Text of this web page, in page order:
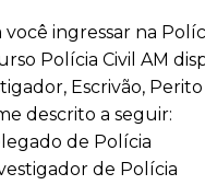
ingressar na
Polícia Civil AM
Escrivão,
descrito a seguir:
de Polícia
de Polícia